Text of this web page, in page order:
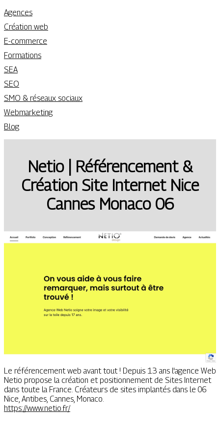
Agences
Création web
E-commerce
Formations
SEA
SEO
SMO & réseaux sociaux
Webmarketing
Blog
Netio | Référen­ce­ment &
Création Site Internet Nice
Cannes Monaco 06
Le référencement web avant tout ! Depuis 13 ans l'agence Web
Netio propose la création et positionnement de Sites Internet
dans toute la France. Créateurs de sites implantés dans le 06
Nice, Antibes, Cannes, Monaco.
https://www.netio.fr/